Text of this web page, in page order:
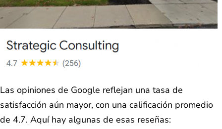
Las opiniones de Google reflejan una tasa de
satisfacción aún mayor, con una calificación promedio
de 4.7. Aquí hay algunas de esas reseñas: